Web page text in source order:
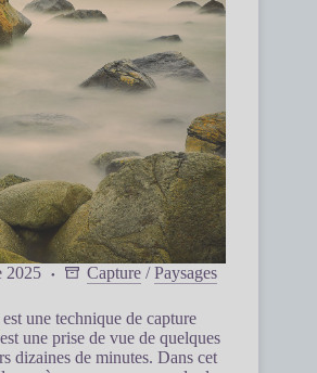
2025 Capture/Paysages
une technique de capture
une prise de vue de quelques
dizaines de minutes. Dans cet